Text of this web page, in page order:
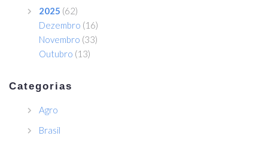
2025 (62)
Dezembro (16)
Novembro (33)
Outubro (13)
Categorias
Agro
Brasil